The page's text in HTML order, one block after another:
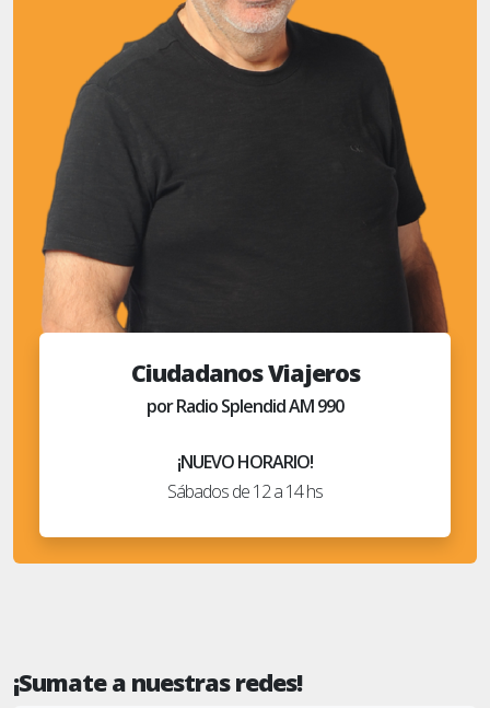
Ciudadanos Viajeros
por Radio Splendid AM 990
¡NUEVO HORARIO!
Sábados de 12 a 14 hs